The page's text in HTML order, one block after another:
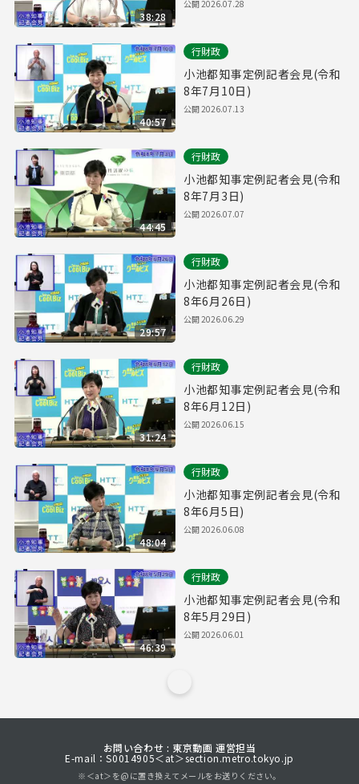
38:28
公開2026.07.28
40:57
行財政
小池都知事定例記者会見(令和
8年7月10日)
公開2026.07.13
44:45
行財政
小池都知事定例記者会見(令和
8年7月3日)
公開2026.07.07
29:57
行財政
小池都知事定例記者会見(令和
8年6月26日)
公開2026.06.29
31:24
行財政
小池都知事定例記者会見(令和
8年6月12日)
公開2026.06.15
48:04
行財政
小池都知事定例記者会見(令和
8年6月5日)
公開2026.06.08
46:39
行財政
小池都知事定例記者会見(令和
8年5月29日)
公開2026.06.01
お問い合わせ : 東京動画 運営担当
E-mail：S0014905＜at＞section.metro.tokyo.jp
※＜at＞を@に置き換えてメールをお送りください。